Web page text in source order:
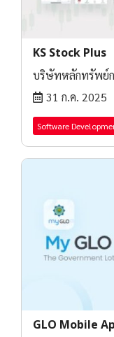
KS Stock Plus
บริษัทหลักทรัพย์
31 ก.ค. 2025
Software
GLO Mobile